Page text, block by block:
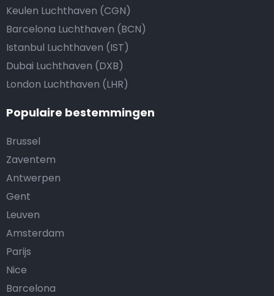
Keulen Luchthaven (CGN)
Barcelona Luchthaven (BCN)
Istanbul Luchthaven (IST)
Dubai Luchthaven (DXB)
London Luchthaven (LHR)
Populaire bestemmingen
Brussel
Zaventem
Antwerpen
Gent
Leuven
Amsterdam
Parijs
Nice
Barcelona